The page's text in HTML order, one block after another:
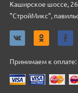
Каширское шоссе,
"СтройМикс",
Принимаем к оплате: